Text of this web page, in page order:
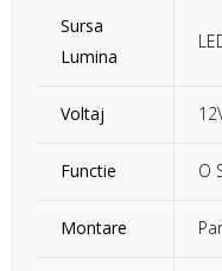
Sursa
Lumina
Voltaj
Functie O
Montare